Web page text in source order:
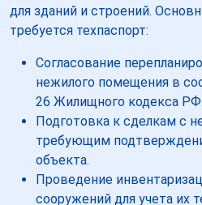
для зданий и строений.
требуется техпаспорт:
Согласование
нежилого помещения в
26 Жилищного кодекса РФ.
Подготовка к сделкам с
требующим
объекта.
Проведение
сооружений для учета их